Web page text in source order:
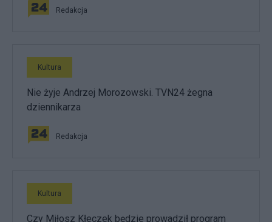
Redakcja
Kultura
Nie żyje Andrzej Morozowski. TVN24 żegna
dziennikarza
Redakcja
Kultura
Czy Miłosz Kłeczek będzie prowadził program